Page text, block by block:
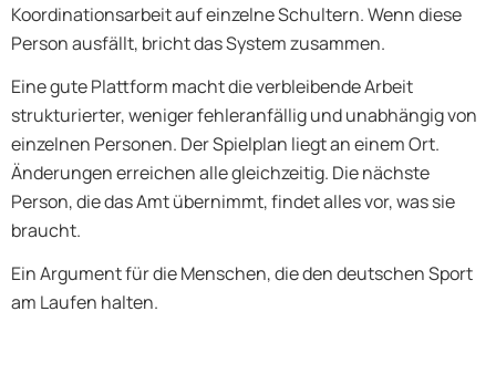
Koordinationsarbeit auf einzelne Schultern. Wenn diese
Person ausfällt, bricht das System zusammen.
Eine gute Plattform macht die verbleibende Arbeit
strukturierter, weniger fehleranfällig und unabhängig von
einzelnen Personen. Der Spielplan liegt an einem Ort.
Änderungen erreichen alle gleichzeitig. Die nächste
Person, die das Amt übernimmt, findet alles vor, was sie
braucht.
Ein Argument für die Menschen, die den deutschen Sport
am Laufen halten.